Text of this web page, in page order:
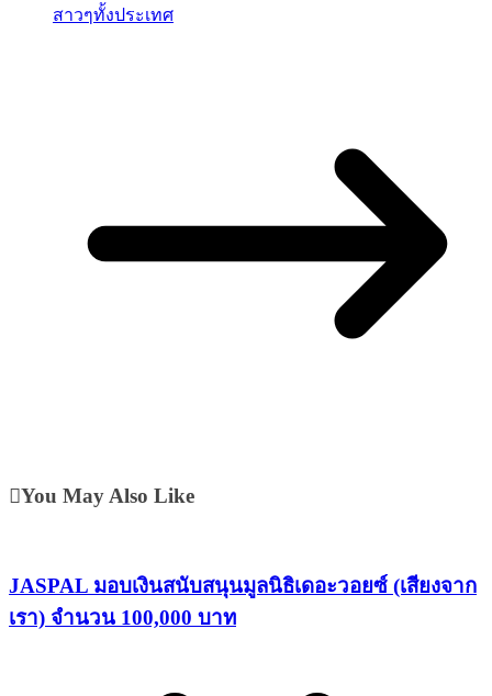
สาวๆทั้งประเทศ
You May Also Like
JASPAL มอบเงินสนับสนุนมูลนิธิเดอะวอยซ์ (เสียงจาก
เรา) จำนวน 100,000 บาท